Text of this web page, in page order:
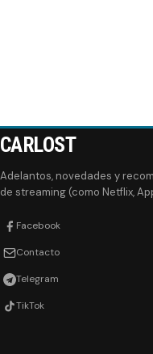
CARLOST
Adelantos, novedades y
de streaming (como Netflix,
Facebook
Contacto
Telegram
TikTok